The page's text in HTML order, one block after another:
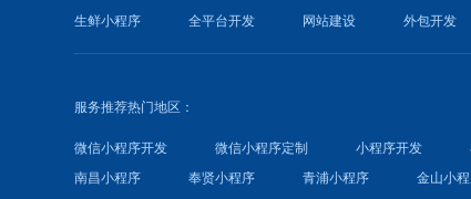
生鲜小程序
全平台开发 网站建设 外包开发
服务推荐热门地区：
微信小程序开发 微信小程序定制 小程序开发
南昌小程序
奉贤小程序 青浦小程序 金山小